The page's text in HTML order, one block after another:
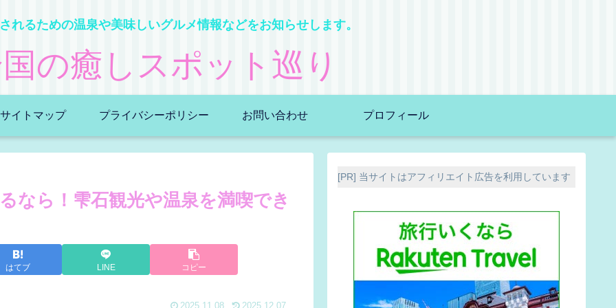
れるための温泉や美味しいグルメ情報などをお知らせします。
の癒しスポット巡り
サイトマップ プライバシーポリシー お問い合わせ プロフィール
なら！雫石観光や温泉を満喫でき
はてブ LINE コピー
2025.11.08 2025.12.07
[PR] 当サイトはアフィリエイト広告を利用しています